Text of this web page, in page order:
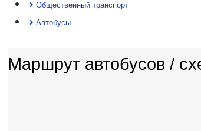
Общественный транспорт
Автобусы
Маршрут автобусов /